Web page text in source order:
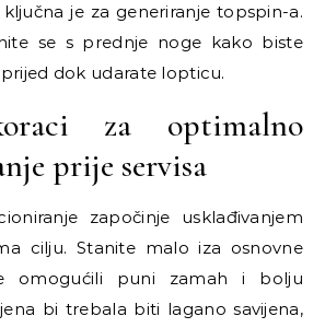
je za generiranje topspin-a.
se s prednje noge kako biste
dok udarate lopticu.
za optimalno
prije servisa
započinje usklađivanjem
cilju. Stanite malo iza osnovne
omogućili puni zamah i bolju
bi trebala biti lagano savijena,